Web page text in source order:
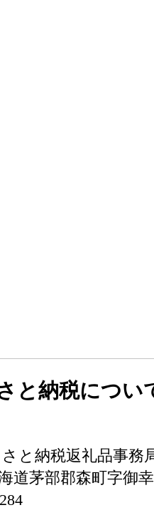
と納税につい
と納税返礼品事務
道茅部郡森町字御幸